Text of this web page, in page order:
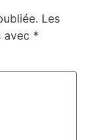
Les
avec *